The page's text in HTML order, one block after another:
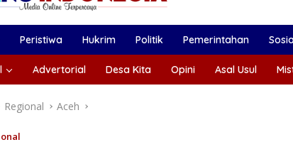
Peristiwa Hukrim Politik Pemerintahan
Advertorial Desa Kita Opini Asal Usul
Regional Aceh